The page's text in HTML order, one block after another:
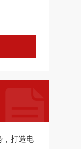
，打造电